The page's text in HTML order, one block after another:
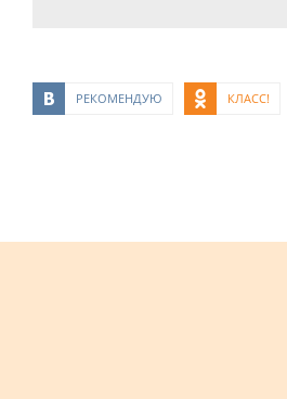
РЕКОМЕНДУЮ КЛАСС!